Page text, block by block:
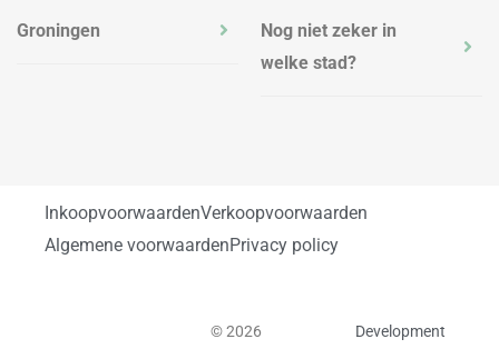
Groningen
Nog niet zeker in
welke stad?
InkoopvoorwaardenVerkoopvoorwaarden
Algemene voorwaardenPrivacy policy
© 2026 Development